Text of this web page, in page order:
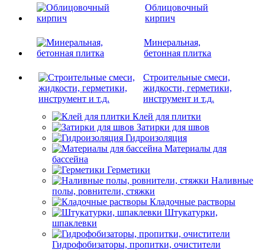
Облицовочный
кирпич
Минеральная,
бетонная плитка
Строительные смеси,
жидкости, герметики,
инструмент и т.д.
Клей для плитки
Затирки для швов
Гидроизоляция
Материалы для
бассейна
Герметики
Наливные
полы, ровнители, стяжки
Кладочные растворы
Штукатурки,
шпаклевки
Гидрофобизаторы, пропитки, очистители